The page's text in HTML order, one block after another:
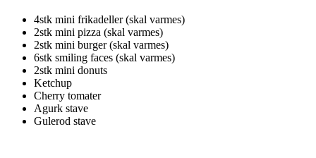
4stk mini frikadeller (skal varmes)
2stk mini pizza (skal varmes)
2stk mini burger (skal varmes)
6stk smiling faces (skal varmes)
2stk mini donuts
Ketchup
Cherry tomater
Agurk stave
Gulerod stave